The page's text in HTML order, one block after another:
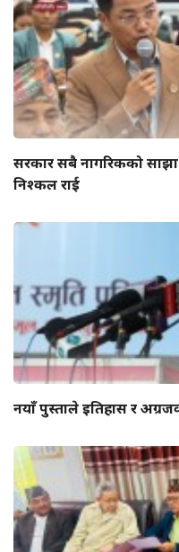
सरकार सबै नागरिकको
निश्कल राई
नयाँ पुस्ताले इतिहास र